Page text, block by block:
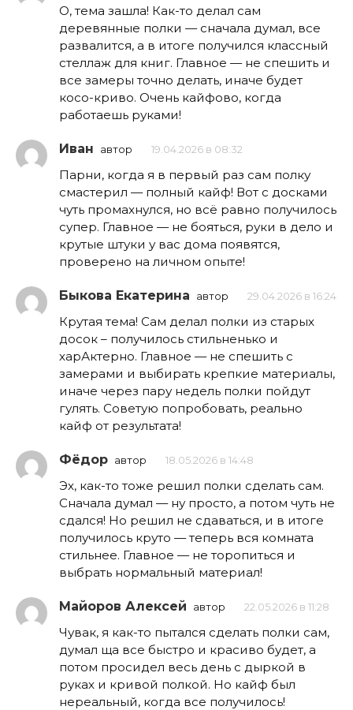
О, тема зашла! Как-то делал сам
деревянные полки — сначала думал, все
развалится, а в итоге получился классный
стеллаж для книг. Главное — не спешить и
все замеры точно делать, иначе будет
косо-криво. Очень кайфово, когда
работаешь руками!
Иван автор 19.04.2026 в 08:32
Парни, когда я в первый раз сам полку
смастерил — полный кайф! Вот с досками
чуть промахнулся, но всё равно получилось
супер. Главное — не бояться, руки в дело и
крутые штуки у вас дома появятся,
проверено на личном опыте!
Быкова Екатерина автор 29.04.2026 в 16:24
Крутая тема! Сам делал полки из старых
досок – получилось стильненько и
харАктерно. Главное — не спешить с
замерами и выбирать крепкие материалы,
иначе через пару недель полки пойдут
гулять. Советую попробовать, реально
кайф от результата!
Фёдор автор 18.05.2026 в 14:48
Эх, как-то тоже решил полки сделать сам.
Сначала думал — ну просто, а потом чуть не
сдался! Но решил не сдаваться, и в итоге
получилось круто — теперь вся комната
стильнее. Главное — не торопиться и
выбрать нормальный материал!
Майоров Алексей автор 22.05.2026 в 11:28
Чувак, я как-то пытался сделать полки сам,
думал ща все быстро и красиво будет, а
потом просидел весь день с дыркой в
руках и кривой полкой. Но кайф был
нереальный, когда все получилось!